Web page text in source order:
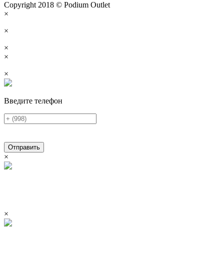
Copyright 2018 © Podium Outlet
×
×
×
×
×
Введите телефон
Отправить
×
×